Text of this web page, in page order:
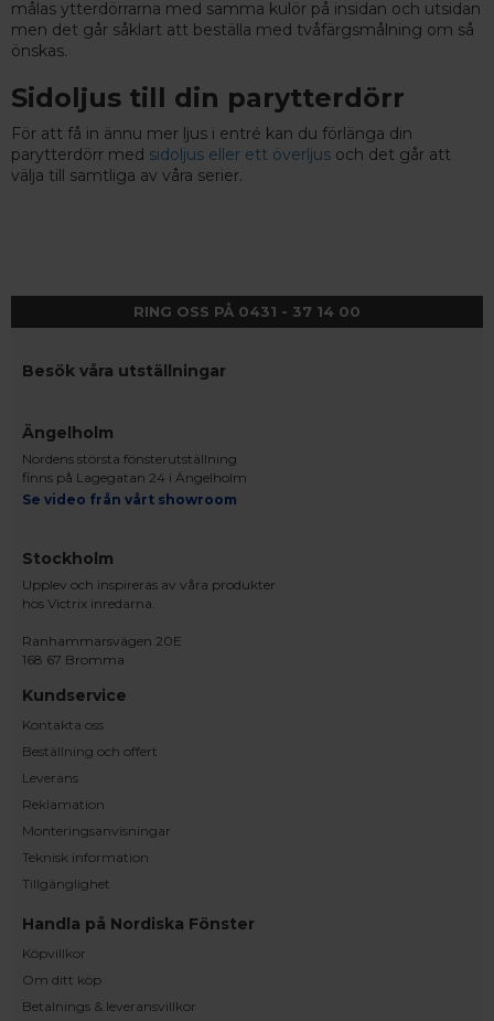
målas ytterdörrarna med samma kulör på insidan och utsidan
men det går såklart att beställa med tvåfärgsmålning om så
önskas.
Sidoljus till din parytterdörr
För att få in ännu mer ljus i entré kan du förlänga din
parytterdörr med sidoljus eller ett överljus och det går att
välja till samtliga av våra serier.
RING OSS PÅ 0431 - 37 14 00
Besök våra utställningar
Ängelholm
Nordens största fönsterutställning
finns på Lagegatan 24 i Ängelholm
Se video från vårt showroom
Stockholm
Upplev och inspireras av våra produkter
hos Victrix inredarna.
Ranhammarsvägen 20E
168 67 Bromma
Kundservice
Kontakta oss
Beställning och offert
Leverans
Reklamation
Monteringsanvisningar
Teknisk information
Tillgänglighet
Handla på Nordiska Fönster
Köpvillkor
Om ditt köp
Betalnings & leveransvillkor